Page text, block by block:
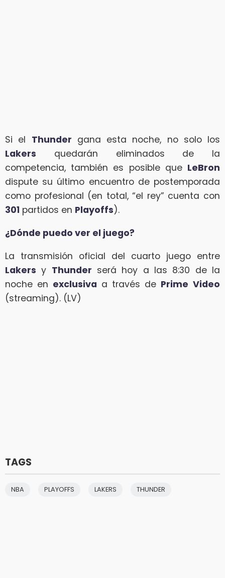
Si el Thunder gana esta noche, no solo los
Lakers quedarán eliminados de la
competencia, también es posible que LeBron
dispute su último encuentro de postemporada
como profesional (en total, “el rey” cuenta con
301 partidos en Playoffs).
¿Dónde puedo ver el juego?
La transmisión oficial del cuarto juego entre
Lakers y Thunder será hoy a las 8:30 de la
noche en exclusiva a través de Prime Video
(streaming). (LV)
TAGS
NBA PLAYOFFS LAKERS THUNDER